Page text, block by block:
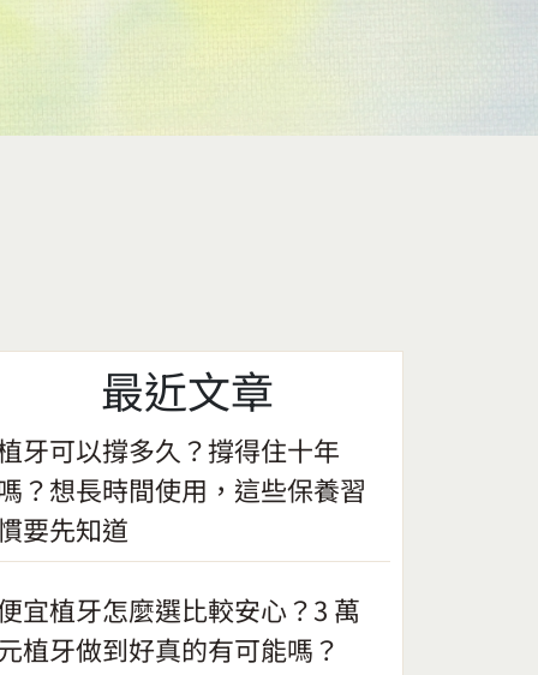
最近文章
牙可以撐多久？撐得住十年
？想長時間使用，這些保養習
要先知道
宜植牙怎麼選比較安心？3 萬
植牙做到好真的有可能嗎？